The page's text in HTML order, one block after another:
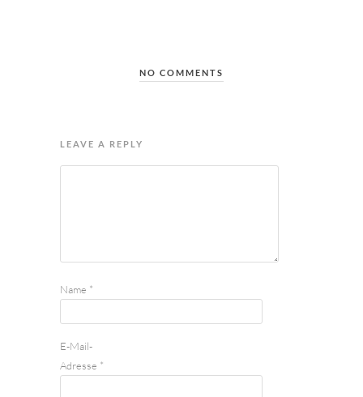
NO COMMENTS
LEAVE A REPLY
Name *
E-Mail-
Adresse *